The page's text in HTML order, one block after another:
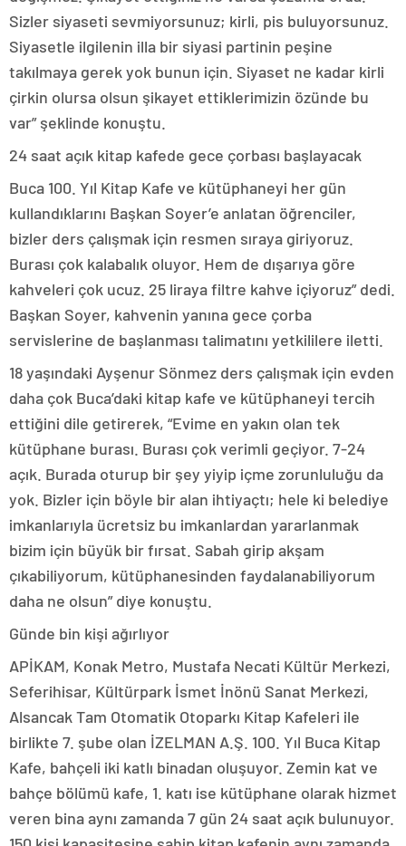
Sizler siyaseti sevmiyorsunuz; kirli, pis buluyorsunuz.
Siyasetle ilgilenin illa bir siyasi partinin peşine
takılmaya gerek yok bunun için. Siyaset ne kadar kirli
çirkin olursa olsun şikayet ettiklerimizin özünde bu
var” şeklinde konuştu.
24 saat açık kitap kafede gece çorbası başlayacak
Buca 100. Yıl Kitap Kafe ve kütüphaneyi her gün
kullandıklarını Başkan Soyer’e anlatan öğrenciler,
bizler ders çalışmak için resmen sıraya giriyoruz.
Burası çok kalabalık oluyor. Hem de dışarıya göre
kahveleri çok ucuz. 25 liraya filtre kahve içiyoruz” dedi.
Başkan Soyer, kahvenin yanına gece çorba
servislerine de başlanması talimatını yetkililere iletti.
18 yaşındaki Ayşenur Sönmez ders çalışmak için evden
daha çok Buca’daki kitap kafe ve kütüphaneyi tercih
ettiğini dile getirerek, “Evime en yakın olan tek
kütüphane burası. Burası çok verimli geçiyor. 7-24
açık. Burada oturup bir şey yiyip içme zorunluluğu da
yok. Bizler için böyle bir alan ihtiyaçtı; hele ki belediye
imkanlarıyla ücretsiz bu imkanlardan yararlanmak
bizim için büyük bir fırsat. Sabah girip akşam
çıkabiliyorum, kütüphanesinden faydalanabiliyorum
daha ne olsun” diye konuştu.
Günde bin kişi ağırlıyor
APİKAM, Konak Metro, Mustafa Necati Kültür Merkezi,
Seferihisar, Kültürpark İsmet İnönü Sanat Merkezi,
Alsancak Tam Otomatik Otoparkı Kitap Kafeleri ile
birlikte 7. şube olan İZELMAN A.Ş. 100. Yıl Buca Kitap
Kafe, bahçeli iki katlı binadan oluşuyor. Zemin kat ve
bahçe bölümü kafe, 1. katı ise kütüphane olarak hizmet
veren bina aynı zamanda 7 gün 24 saat açık bulunuyor.